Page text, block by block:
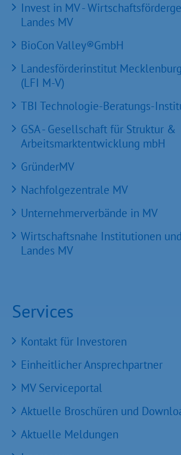
Invest in MV -
Landes MV
BioCon Valley®GmbH
Landesförderinstitut
(LFI M-V)
TBI Technologie-Beratungs-
GSA - Gesellschaft für Struktur &
Arbeitsmarktentwicklung mbH
GründerMV
Nachfolgezentrale MV
Unternehmerverbände in MV
Wirtschaftsnahe Institutionen
Landes MV
Services
Kontakt für Investoren
Einheitlicher Ansprechpartner
MV Serviceportal
Aktuelle Broschüren und
Aktuelle Meldungen